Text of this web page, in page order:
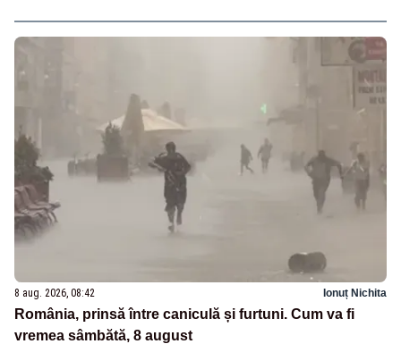
8 aug. 2026, 08:42 Ionuț Nichita
România, prinsă între caniculă și furtuni. Cum va fi
vremea sâmbătă, 8 august